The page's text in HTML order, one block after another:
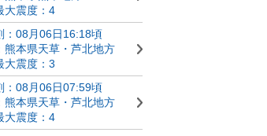
大震度：4
：08月06日16:18頃
熊本県天草・芦北地方
大震度：3
：08月06日07:59頃
熊本県天草・芦北地方
大震度：4